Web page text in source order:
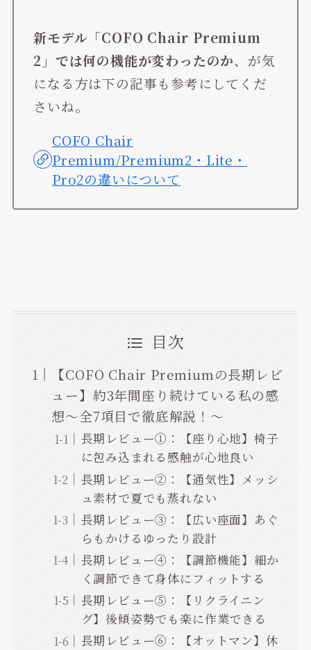
新モデル「COFO Chair Premium
2」では何の機能が変わったのか、が気
になる方は下の記事も参考にしてくだ
さいね。
COFO Chair
Premium/Premium2・Lite・
Pro2の違いについて
目次
【COFO Chair Premiumの長期レビ
ュー】約3年間座り続けている私の感
想～全7項目で徹底解説！～
長期レビュー①：【座り心地】椅子
に包み込まれる感触が心地良い
長期レビュー②：【通気性】メッシ
ュ素材で夏でも蒸れない
長期レビュー③：【広い座面】あぐ
らもかけるゆったり設計
長期レビュー④：【調節機能】細か
く調節できて身体にフィットする
長期レビュー⑤：【リクライニン
グ】後傾姿勢でも楽に作業できる
長期レビュー⑥：【オットマン】休